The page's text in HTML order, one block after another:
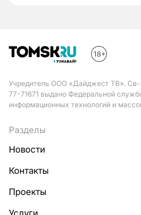
Учредитель ООО «Дайджест ТВ».
77-71671 выдано Федеральной
информационных технологий и
Разделы
Новости
Контакты
Проекты